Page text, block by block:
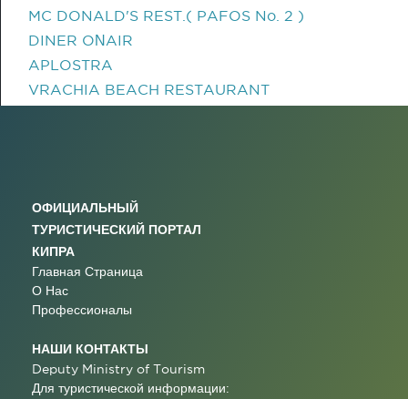
MC DONALD'S REST.( PAFOS No. 2 )
DINER OΝAIR
APLOSTRA
VRACHIA BEACH RESTAURANT
ОФИЦИАЛЬНЫЙ
ТУРИСТИЧЕСКИЙ ПОРТАЛ
КИПРА
Главная Страница
О Нас
Профессионалы
НАШИ КОНТАКТЫ
Deputy Ministry of Tourism
Для туристической информации: